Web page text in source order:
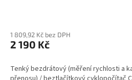
1 809,92 Kč bez DPH
2 190 Kč
Tenký bezdrátový (měření rychlosti a